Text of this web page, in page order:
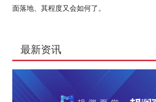
面落地、其程度又会如何了。
最新资讯